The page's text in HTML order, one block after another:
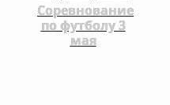
Соревнование
по футболу 3
мая